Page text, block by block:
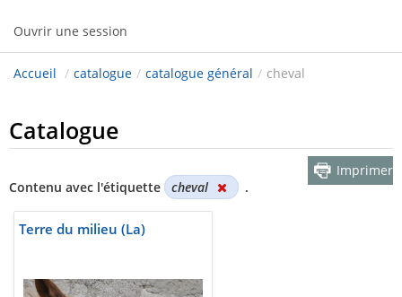
Ouvrir une session
Accueil / catalogue / catalogue général / cheval
Catalogue
Contenu avec l'étiquette cheval .
Imprimer
Terre du milieu (La)